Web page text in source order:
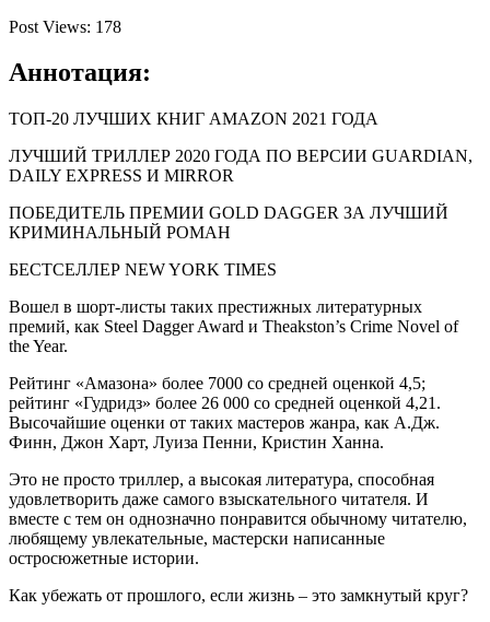
Post Views: 178
Аннотация:
ТОП-20 ЛУЧШИХ КНИГ AMAZON 2021 ГОДА
ЛУЧШИЙ ТРИЛЛЕР 2020 ГОДА ПО ВЕРСИИ GUARDIAN,
DAILY EXPRESS И MIRROR
ПОБЕДИТЕЛЬ ПРЕМИИ GOLD DAGGER ЗА ЛУЧШИЙ
КРИМИНАЛЬНЫЙ РОМАН
БЕСТСЕЛЛЕР NEW YORK TIMES
Вошел в шорт-листы таких престижных литературных
премий, как Steel Dagger Award и Theakston’s Crime Novel of
the Year.
Рейтинг «Амазона» более 7000 со средней оценкой 4,5;
рейтинг «Гудридз» более 26 000 со средней оценкой 4,21.
Высочайшие оценки от таких мастеров жанра, как А.Дж.
Финн, Джон Харт, Луиза Пенни, Кристин Ханна.
Это не просто триллер, а высокая литература, способная
удовлетворить даже самого взыскательного читателя. И
вместе с тем он однозначно понравится обычному читателю,
любящему увлекательные, мастерски написанные
остросюжетные истории.
Как убежать от прошлого, если жизнь – это замкнутый круг?